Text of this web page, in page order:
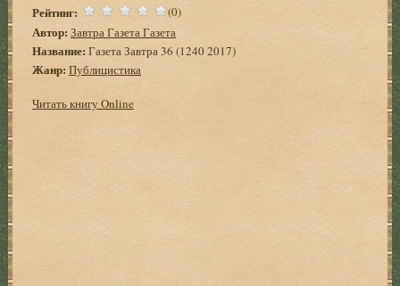
Рейтинг: (0)
Автор: Завтра Газета Газета
Название: Газета Завтра 36 (1240 2017)
Жанр: Публицистика
Читать книгу Online